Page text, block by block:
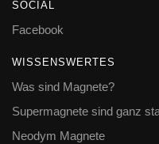
SOCIAL
Facebook
WISSENSWERTES
Was sind Magnete?
Supermagnete sind ganz
Neodym Magnete